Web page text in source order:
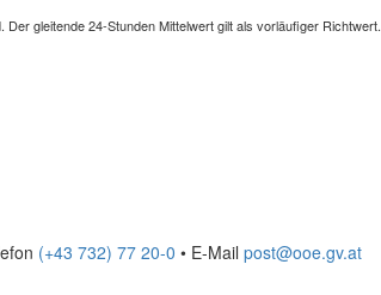
gleitende 24-Stunden Mittelwert gilt als vorläufiger Richtwert.
(+43 732) 77 20-0 • E-Mail post@ooe.gv.at